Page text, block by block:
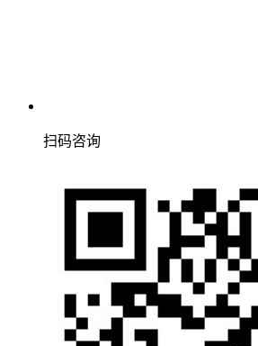
扫码咨询